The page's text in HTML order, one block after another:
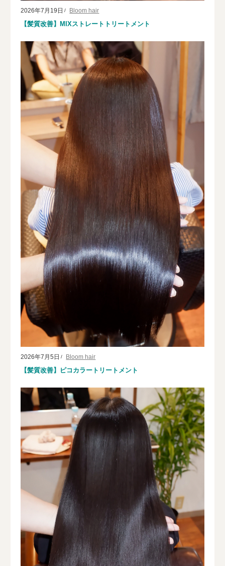
2026年7月19日 Bloom hair
【髪質改善】MIXストレートトリートメント
2026年7月5日 Bloom hair
【髪質改善】ピコカラートリートメント